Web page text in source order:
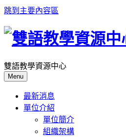
跳到主要內容區
雙語教學資源中心
Menu
最新消息
單位介紹
單位簡介
組織架構